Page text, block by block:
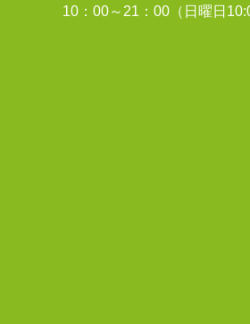
10：00～21：00（日曜日